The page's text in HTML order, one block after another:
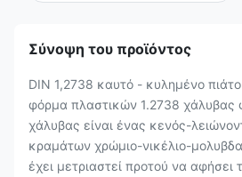
Σύνοψη του προϊόντος
DIN 1,2738 καυτό - κυλημένο
φόρμα πλαστικών 1.2738 χάλυβας
χάλυβας είναι ένας κενός-
κραμάτων χρώμιο-νικέλιο-
έχει μετριαστεί προτού να αφήσει